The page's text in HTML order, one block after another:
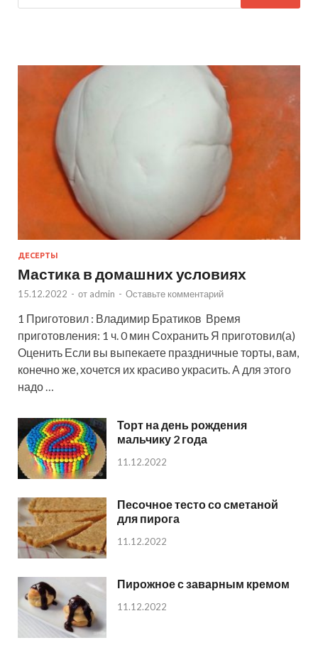
ДЕСЕРТЫ
Мастика в домашних условиях
15.12.2022 - от admin - Оставьте комментарий
1 Приготовил : Владимир Братиков Время
приготовления: 1 ч. 0 мин Сохранить Я приготовил(а)
Оценить Если вы выпекаете праздничные торты, вам,
конечно же, хочется их красиво украсить. А для этого
надо …
Торт на день рождения
мальчику 2 года
11.12.2022
Песочное тесто со сметаной
для пирога
11.12.2022
Пирожное с заварным кремом
11.12.2022